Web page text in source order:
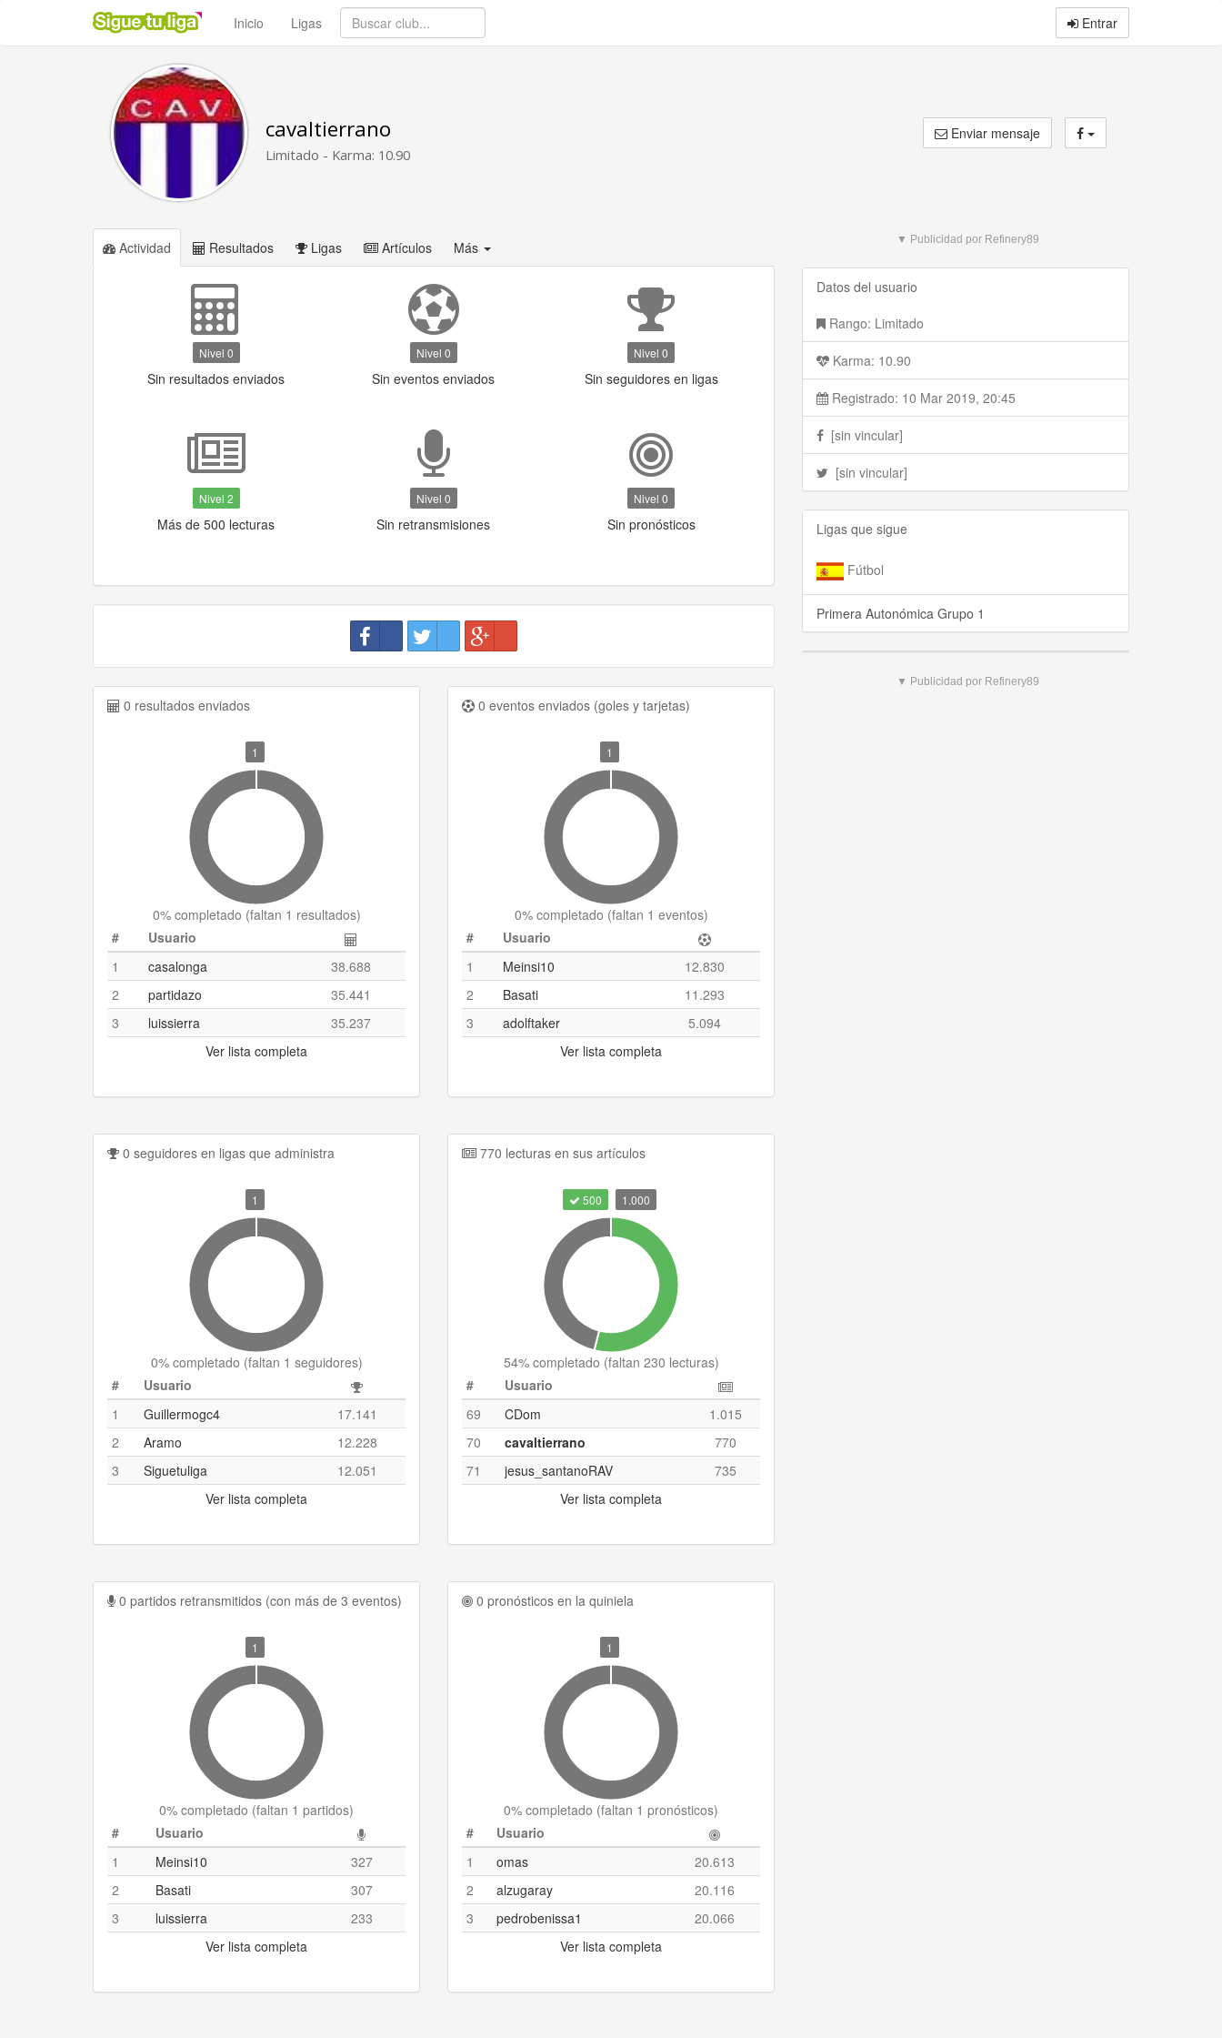
Inicio Ligas Entrar
cavaltierrano
Limitado - Karma: 10.90
Enviar mensaje
Actividad Resultados Ligas Artículos Más
Nivel 0
Sin resultados enviados
Nivel 0
Sin eventos enviados
Nivel 0
Sin seguidores en ligas
Nivel 2
Más de 500 lecturas
Nivel 0
Sin retransmisiones
Nivel 0
Sin pronósticos
0 resultados enviados
1
0% completado (faltan 1 resultados)
#
Usuario
1
casalonga
38.688
2
partidazo
35.441
3
luissierra
35.237
Ver lista completa
0 eventos enviados (goles y tarjetas)
1
0% completado (faltan 1 eventos)
#
Usuario
1
Meinsi10
12.830
2
Basati
11.293
3
adolftaker
5.094
Ver lista completa
0 seguidores en ligas que administra
1
0% completado (faltan 1 seguidores)
#
Usuario
1
Guillermogc4
17.141
2
Aramo
12.228
3
Siguetuliga
12.051
Ver lista completa
770 lecturas en sus artículos
500 1.000
54% completado (faltan 230 lecturas)
#
Usuario
69
CDom
1.015
70
cavaltierrano
770
71
jesus_santanoRAV
735
Ver lista completa
0 partidos retransmitidos (con más de 3 eventos)
1
0% completado (faltan 1 partidos)
#
Usuario
1
Meinsi10
327
2
Basati
307
3
luissierra
233
Ver lista completa
0 pronósticos en la quiniela
1
0% completado (faltan 1 pronósticos)
#
Usuario
1
omas
20.613
2
alzugaray
20.116
3
pedrobenissa1
20.066
Ver lista completa
▼ Publicidad por Refinery89
Datos del usuario
Rango: Limitado
Karma: 10.90
Registrado: 10 Mar 2019, 20:45
[sin vincular]
[sin vincular]
Ligas que sigue
Fútbol
Primera Autonómica Grupo 1
▼ Publicidad por Refinery89